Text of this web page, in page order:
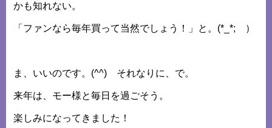
かも知れない。
「ファンなら毎年買って当然でしょう！」と。(*_*; ）
ま、いいのです。(^^) それなりに、で。
来年は、モー様と毎日を過ごそう。
楽しみになってきました！